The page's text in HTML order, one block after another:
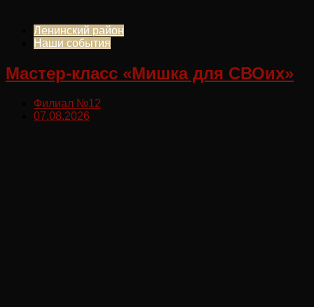
Ленинский район
Наши события
Мастер-класс «Мишка для СВОих»
Филиал №12
07.08.2026